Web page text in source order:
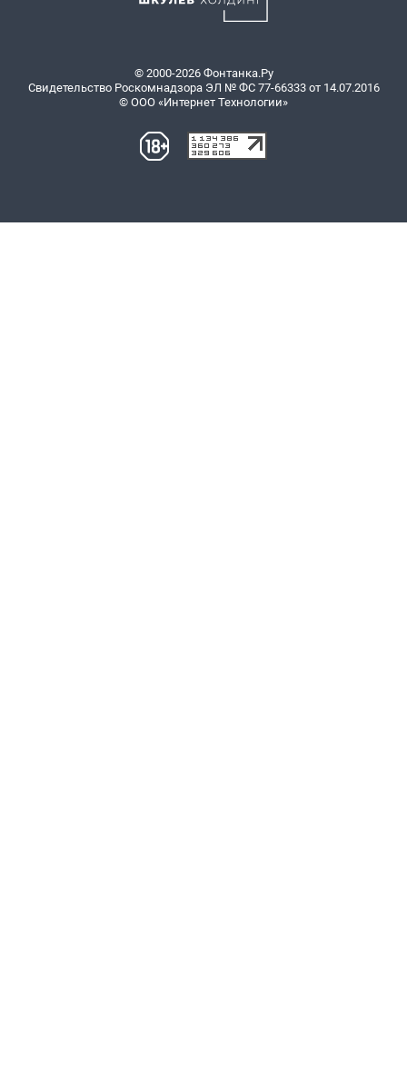
© 2000-2026 Фонтанка.Ру
Свидетельство Роскомнадзора ЭЛ № ФС 77-66333 от 14.07.2016
© ООО «Интернет Технологии»